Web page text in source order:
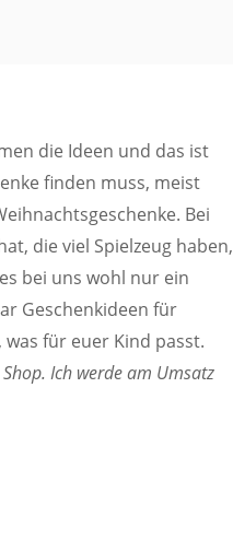
die Ideen und das ist
finden muss, meist
Bei
die viel Spielzeug haben,
bei uns wohl nur ein
Geschenkideen für
für euer Kind passt.
Ich werde am Umsatz